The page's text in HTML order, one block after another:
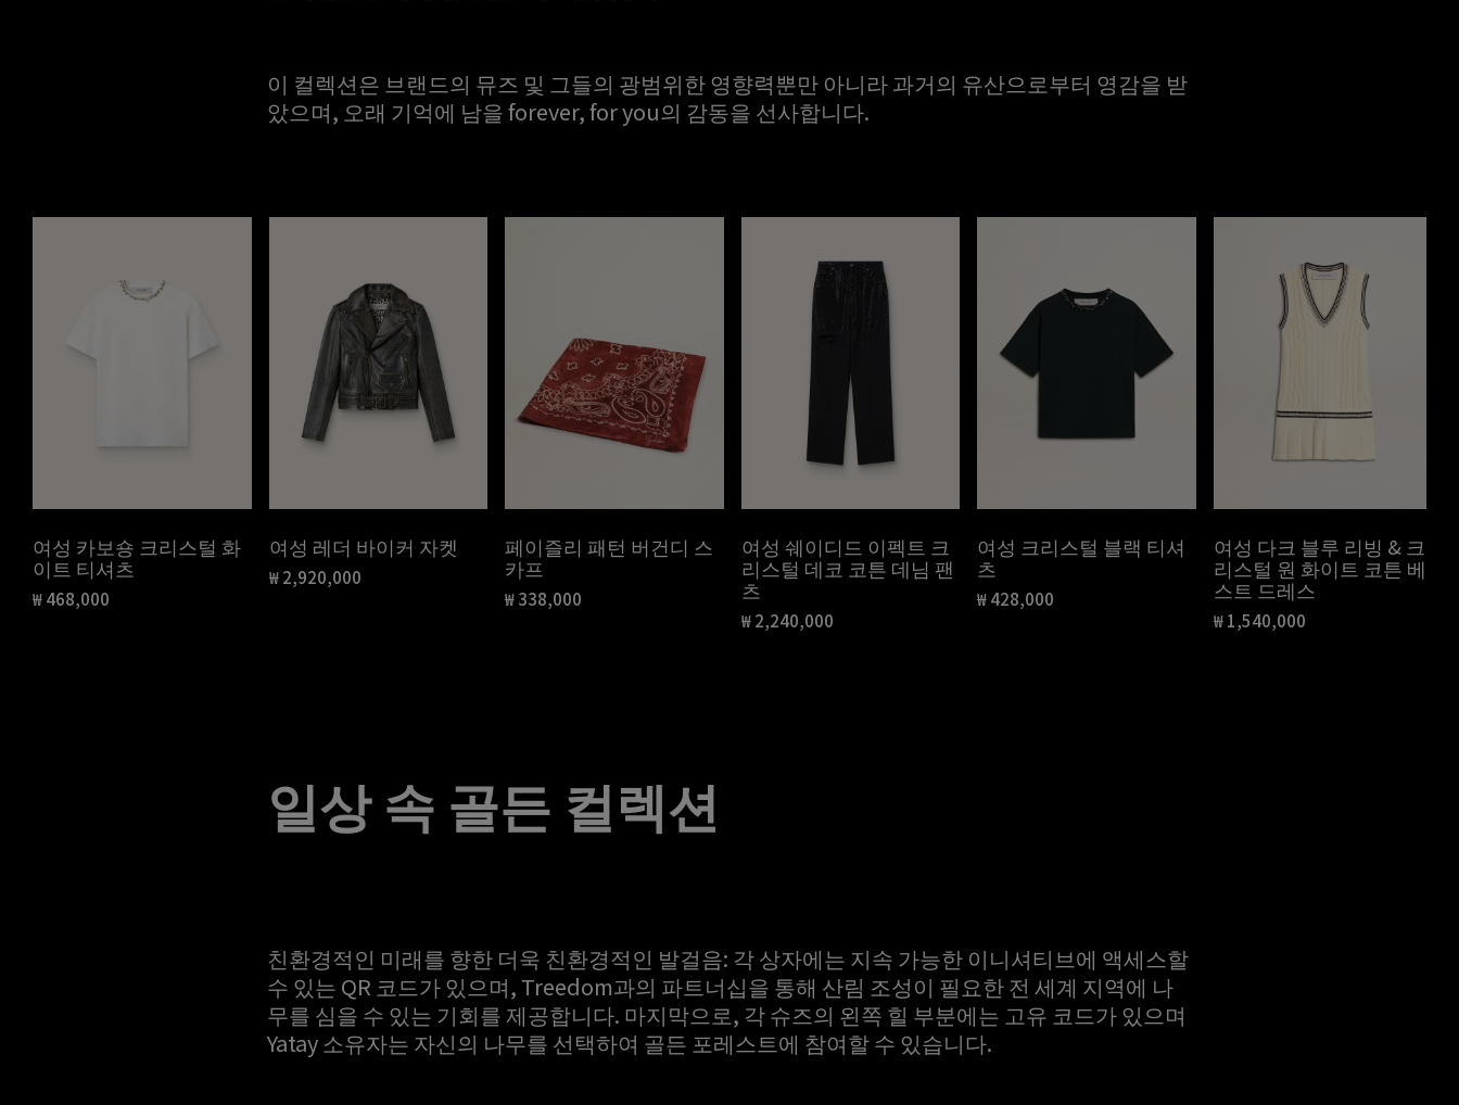
이 컬렉션은 브랜드의 뮤즈 및 그들의 광범위한 영향력뿐만 아니라 과거의 유산으로부터 영감을 받
았으며, 오래 기억에 남을 forever, for you의 감동을 선사합니다.
여성 카보숑 크리스털 화
이트 티셔츠
₩ 468,000
현재 가격 ₩ 468,000
여성 레더 바이커 자켓
₩ 2,920,000
현재 가격 ₩ 2,920,000
페이즐리 패턴 버건디 스
카프
₩ 338,000
현재 가격 ₩ 338,000
여성 쉐이디드 이펙트 크
리스털 데코 코튼 데님 팬
츠
₩ 2,240,000
현재 가격 ₩ 2,240,000
여성 크리스털 블랙 티셔
츠
₩ 428,000
현재 가격 ₩ 428,000
여성 다크 블루 리빙 & 크
리스털 원 화이트 코튼 베
스트 드레스
₩ 1,540,000
현재 가격 ₩ 1,540,000
일상 속 골든 컬렉션
친환경적인 미래를 향한 더욱 친환경적인 발걸음: 각 상자에는 지속 가능한 이니셔티브에 액세스할
수 있는 QR 코드가 있으며, Treedom과의 파트너십을 통해 산림 조성이 필요한 전 세계 지역에 나
무를 심을 수 있는 기회를 제공합니다. 마지막으로, 각 슈즈의 왼쪽 힐 부분에는 고유 코드가 있으며
Yatay 소유자는 자신의 나무를 선택하여 골든 포레스트에 참여할 수 있습니다.